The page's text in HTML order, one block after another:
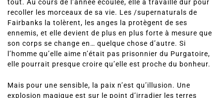
garde, de penser qu’elle pourrait peut-être survivre malgré
tout. Au cours de l’année écoulée, elle a travaillé dur pour
recoller les morceaux de sa vie. Les /supernaturals de
Fairbanks la tolèrent, les anges la protègent de ses
ennemis, et elle devient de plus en plus forte à mesure que
son corps se change en… quelque chose d’autre. Si
l’homme qu’elle aime n’était pas prisonnier du Purgatoire,